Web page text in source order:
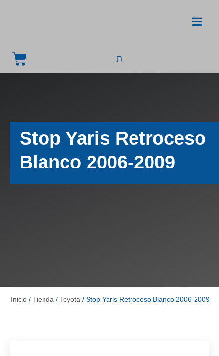
Stop Yaris Retroceso
Blanco 2006-2009
Inicio / Tienda / Toyota / Stop Yaris Retroceso Blanco 2006-2009